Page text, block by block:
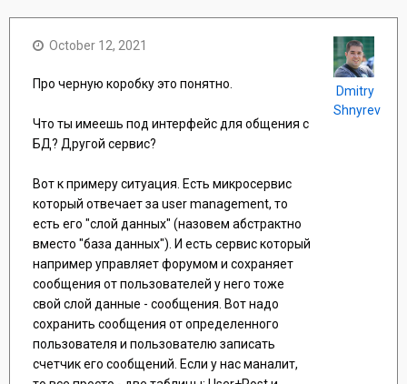
October 12, 2021
Про черную коробку это понятно.
Что ты имеешь под интерфейс для общения с
БД? Другой сервис?
Вот к примеру ситуация. Есть микросервис
который отвечает за user management, то
есть его "слой данных" (назовем абстрактно
вместо "база данных"). И есть сервис который
например управляет форумом и сохраняет
сообщения от пользователей у него тоже
свой слой данные - сообщения. Вот надо
сохранить сообщения от определенного
пользователя и пользователю записать
счетчик его сообщений. Если у нас маналит,
Dmitry
Shnyrev